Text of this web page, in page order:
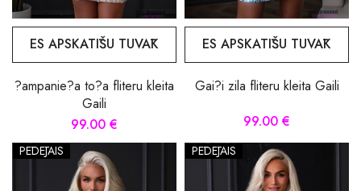
ES APSKATĪŠU TUVĀK
?ampanie?a to?a fliteru kleita
Gaili
99.00 €
ES APSKATĪŠU TUVĀK
Gai?i zila fliteru kleita Gaili
99.00 €
PĒDĒJAIS PĒDĒJAIS